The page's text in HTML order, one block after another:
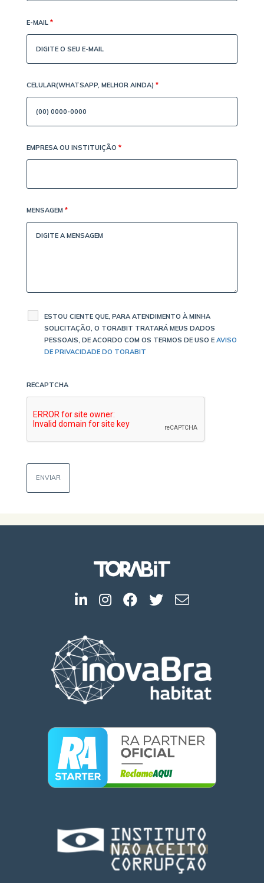
E-MAIL *
CELULAR(WHATSAPP, MELHOR AINDA) *
EMPRESA OU INSTITUIÇÃO *
MENSAGEM *
ESTOU CIENTE QUE, PARA ATENDIMENTO À MINHA
SOLICITAÇÃO, O TORABIT TRATARÁ MEUS DADOS
PESSOAIS, DE ACORDO COM OS TERMOS DE USO E AVISO
DE PRIVACIDADE DO TORABIT
RECAPTCHA